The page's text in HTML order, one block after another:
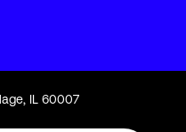
IL 60007